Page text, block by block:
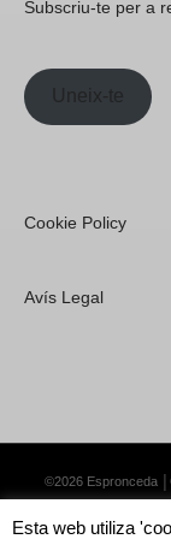
Subscriu-te per a
Uneix-te
Cookie Policy
Avís Legal
©2026 Espronceda
Esta web utiliza